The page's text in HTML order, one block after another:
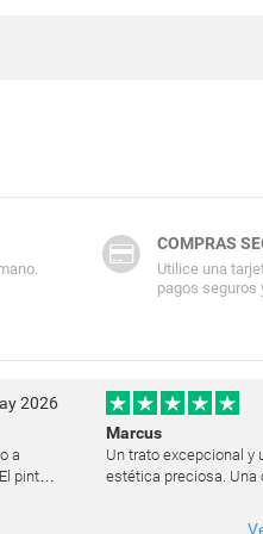
COMPRAS
Utilice una
pagos seguros
2026
a
pintor
Marcus
Un trato excepcional y
estética preciosa.